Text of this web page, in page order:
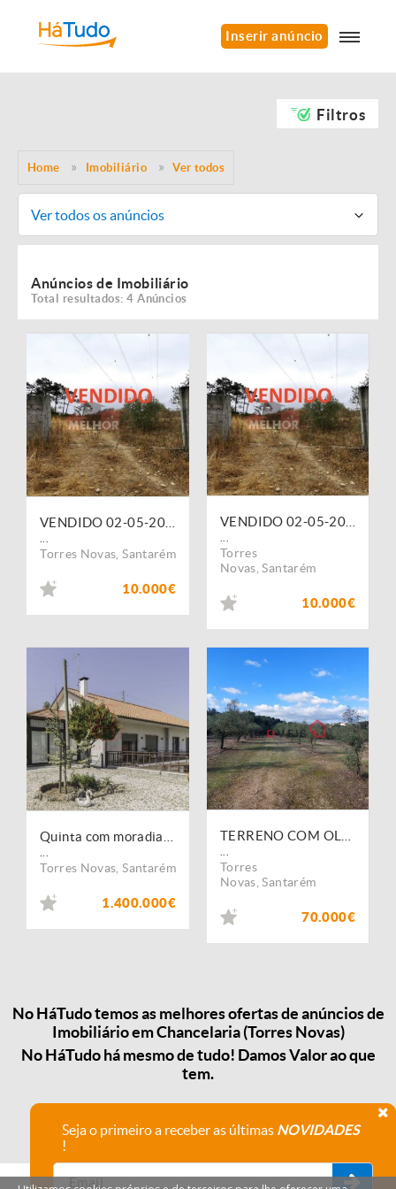
Inserir anúncio
Filtros
Home Imobiliário Ver todos
Ver todos os anúncios
Anúncios de Imobiliário
Total resultados: 4 Anúncios
Torres Novas ,Santarém
10.000€
Torres
Novas ,Santarém
10.000€
Torres Novas ,Santarém
1.400.000€
Torres
Novas ,Santarém
70.000€
No HáTudo temos as melhores ofertas de anúncios de
Imobiliário em Chancelaria (Torres Novas)
No HáTudo há mesmo de tudo! Damos Valor ao que
tem.
Seja o primeiro a receber as últimas NOVIDADES
!